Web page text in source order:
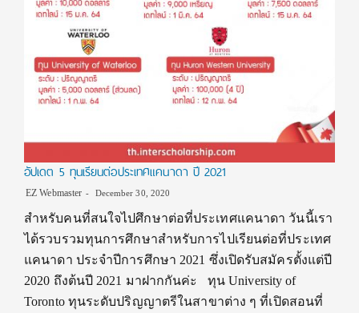
อัปเดต 5 ทุนเรียนต่อประเทศแคนาดา ปี 2021
EZ Webmaster December 30, 2020
สำหรับคนที่สนใจไปศึกษาต่อที่ประเทศแคนาดา วันนี้เรา
ได้รวบรวมทุนการศึกษาสำหรับการไปเรียนต่อที่ประเทศ
แคนาดา ประจำปีการศึกษา 2021 ซึ่งเปิดรับสมัครตั้งแต่ปี
2020 ถึงต้นปี 2021 มาฝากกันค่ะ ทุน University of
Toronto ทุนระดับปริญญาตรีในสาขาต่าง ๆ ที่เปิดสอนที่